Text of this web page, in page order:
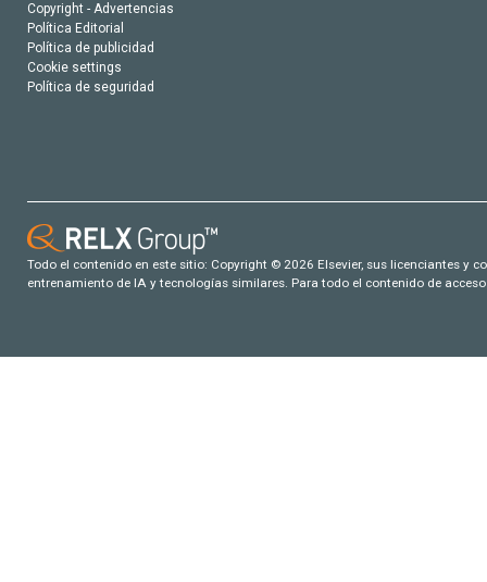
Copyright - Advertencias
Política Editorial
Política de publicidad
Cookie settings
Política de seguridad
Todo el contenido en este sitio: Copyright © 2026 Elsevier, sus licenciantes y
entrenamiento de IA y tecnologías similares. Para todo el contenido de